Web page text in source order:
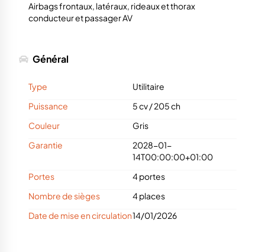
Airbags frontaux, latéraux, rideaux et thorax
conducteur et passager AV
Général
Type
Utilitaire
Puissance
5 cv/205 ch
Couleur
Gris
Garantie
2028-01-
14T00:00:00+01:00
Portes
4 portes
Nombre de sièges
4 places
Date de mise en circulation14/01/2026